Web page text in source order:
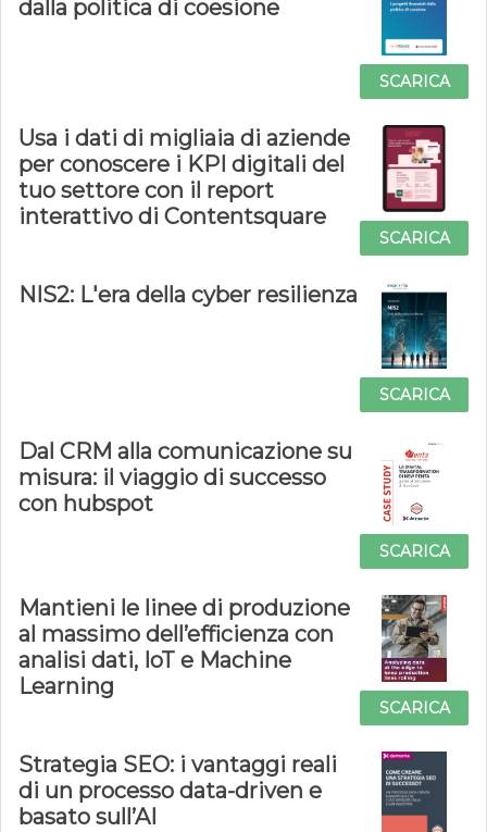
dalla politica di coesione
SCARICA
Usa i dati di migliaia di aziende
per conoscere i KPI digitali del
tuo settore con il report
interattivo di Contentsquare
SCARICA
NIS2: L'era della cyber resilienza
SCARICA
Dal CRM alla comunicazione su
misura: il viaggio di successo
con hubspot
SCARICA
Mantieni le linee di produzione
al massimo dell’efficienza con
analisi dati, IoT e Machine
Learning
SCARICA
Strategia SEO: i vantaggi reali
di un processo data-driven e
basato sull’AI